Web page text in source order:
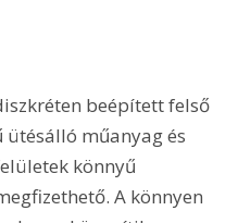
beépített felső
ütésálló műanyag és
könnyű
A könnyen